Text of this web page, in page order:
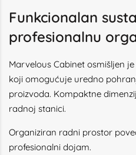
Funkcionalan
profesionalnu
Marvelous Cabinet osmišljen
koji omogućuje uredno
proizvoda. Kompaktne
radnoj stanici.
Organiziran radni prostor
profesionalni dojam.